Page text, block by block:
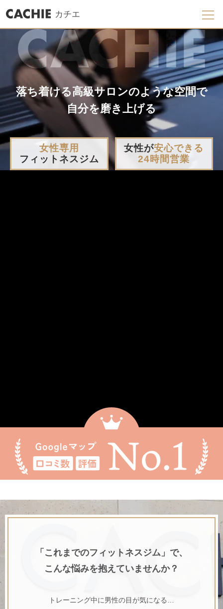
カチエ
落ち着ける高級サロンのような空間で
自分を磨き上げる
女性専用
フィットネスジム
女性が安心できる
24時間営業
「これまでのフィットネスジム」で、
こんな悩みを抱えていませんか？
トレーニング中に男性の目が気になる…